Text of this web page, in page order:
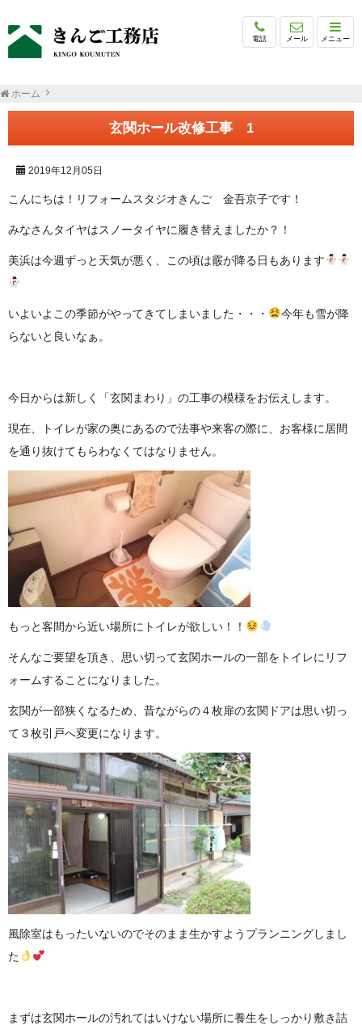
電話 メール メニュー
ホーム
玄関ホール改修工事 1
2019年12月05日
こんにちは！リフォームスタジオきんご 金吾京子です！
みなさんタイヤはスノータイヤに履き替えましたか？！
美浜は今週ずっと天気が悪く、この頃は霰が降る日もあります
いよいよこの季節がやってきてしまいました・・・
今年も雪が降
らないと良いなぁ。
今日からは新しく「玄関まわり」の工事の模様をお伝えします。
現在、トイレが家の奥にあるので法事や来客の際に、お客様に居間
を通り抜けてもらわなくてはなりません。
もっと客間から近い場所にトイレが欲しい！！
そんなご要望を頂き、思い切って玄関ホールの一部をトイレにリフ
ォームすることになりました。
玄関が一部狭くなるため、昔ながらの４枚扉の玄関ドアは思い切っ
て３枚引戸へ変更になります。
風除室はもったいないのでそのまま生かすようプランニングしまし
た
まずは玄関ホールの汚れてはいけない場所に養生をしっかり敷き詰